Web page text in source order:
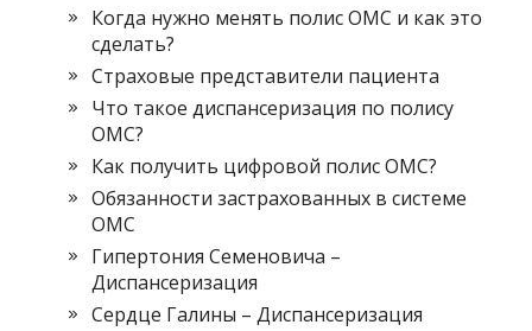
Когда нужно менять полис ОМС и как это
сделать?
Страховые представители пациента
Что такое диспансеризация по полису
ОМС?
Как получить цифровой полис ОМС?
Обязанности застрахованных в системе
ОМС
Гипертония Семеновича –
Диспансеризация
Сердце Галины – Диспансеризация